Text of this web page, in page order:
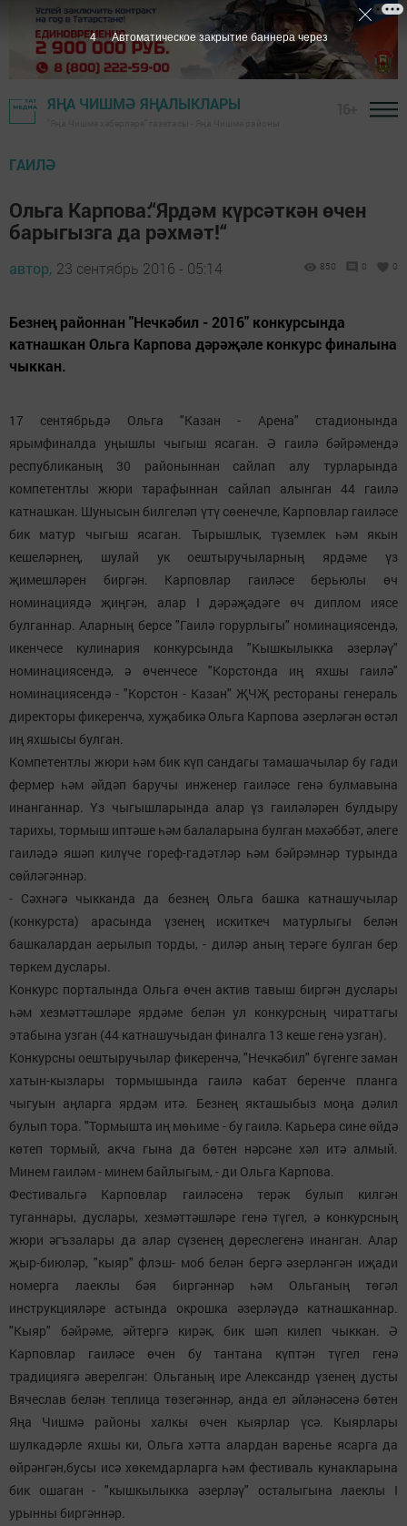
ЯҢА ЧИШМӘ ЯҢАЛЫКЛАРЫ
ГАИЛӘ
Ольга Карпова:“Ярдәм күрсәткән өчен
барыгызга да рәхмәт!“
автор, 23 сентябрь 2016 - 05:14 850 0 0
Безнең районнан "Нечкәбил - 2016" конкурсында
катнашкан Ольга Карпова дәрәҗәле конкурс финалына
чыккан.
17 сентябрьдә Ольга "Казан - Арена" стадионында
ярымфиналда уңышлы чыгыш ясаган. Ә гаилә бәйрәмендә
республиканың 30 районыннан сайлап алу турларында
компетентлы жюри тарафыннан сайлап алынган 44 гаилә
катнашкан. Шунысын билгеләп үтү сөенечле, Карповлар гаиләсе
бик матур чыгыш ясаган. Тырышлык, түземлек һәм якын
кешеләрнең, шулай ук оештыручыларның ярдәме үз
җимешләрен биргән. Карповлар гаиләсе берьюлы өч
номинациядә җиңгән, алар I дәрәҗәдәге өч диплом иясе
булганнар. Аларның берсе "Гаилә горурлыгы" номинациясендә,
икенчесе кулинария конкурсында "Кышкылыкка әзерләү"
номинациясендә, ә өченчесе "Корстонда иң яхшы гаилә"
номинациясендә - "Корстон - Казан" ҖЧҖ рестораны генераль
директоры фикеренчә, хуҗабикә Ольга Карпова әзерләгән өстәл
иң яхшысы булган.
Компетентлы жюри һәм бик күп сандагы тамашачылар бу гади
фермер һәм әйдәп баручы инженер гаиләсе генә булмавына
инанганнар. Үз чыгышларында алар үз гаиләләрен булдыру
тарихы, тормыш иптәше һәм балаларына булган мәхәббәт, әлеге
гаиләдә яшәп килүче гореф-гадәтләр һәм бәйрәмнәр турында
сөйләгәннәр.
- Сәхнәгә чыкканда да безнең Ольга башка катнашучылар
(конкурста) арасында үзенең искиткеч матурлыгы белән
башкалардан аерылып торды, - диләр аның терәге булган бер
төркем дуслары.
Конкурс порталында Ольга өчен актив тавыш биргән дуслары
һәм хезмәттәшләре ярдәме белән ул конкурсның чираттагы
этабына узган (44 катнашучыдан финалга 13 кеше генә узган).
Конкурсны оештыручылар фикеренчә, "Нечкәбил" бүгенге заман
хатын-кызлары тормышында гаилә кабат беренче планга
чыгуын аңларга ярдәм итә. Безнең якташыбыз моңа дәлил
булып тора. "Тормышта иң мөһиме - бу гаилә. Карьера сине өйдә
көтеп тормый, акча гына да бөтен нәрсәне хәл итә алмый.
Минем гаиләм - минем байлыгым, - ди Ольга Карпова.
Фестивальгә Карповлар гаиләсенә терәк булып килгән
туганнары, дуслары, хезмәттәшләре генә түгел, ә конкурсның
жюри әгъзалары да алар сүзенең дөреслегенә инанган. Алар
җыр-биюләр, "кыяр" флэш- моб белән бергә әзерләнгән иҗади
номерга лаеклы бәя биргәннәр һәм Ольганың төгәл
инструкцияләре астында окрошка әзерләүдә катнашканнар.
"Кыяр" бәйрәме, әйтергә кирәк, бик шәп килеп чыккан. Ә
Карповлар гаиләсе өчен бу тантана күптән түгел генә
традициягә әверелгән: Ольганың ире Александр үзенең дусты
Вячеслав белән теплица төзегәннәр, анда ел әйләнәсенә бөтен
Яңа Чишмә районы халкы өчен кыярлар үсә. Кыярлары
шулкадәрле яхшы ки, Ольга хәтта алардан варенье ясарга да
өйрәнгән,бусы исә хөкемдарларга һәм фестиваль кунакларына
бик ошаган - "кышкылыкка әзерләү" осталыгына лаеклы I
урынны биргәннәр.
3 Автоматическое закрытие баннера через